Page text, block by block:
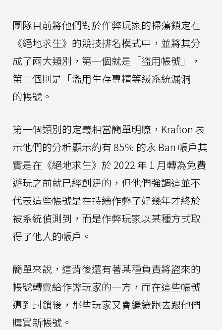
團隊目前將他們對於作弊玩家的掃蕩鎖定在
《絕地求生》的競技排名模式中，並將其分
成了兩大類別，第一個就是「盜用帳號」，
第二個則是「濫用生存專精等級系統漏洞」
的帳號。
第一個類別的定義相當簡單明瞭，Krafton 表
示他們的分析顯示約有 85％ 的永 Ban 帳戶其
實是在《絕地求生》於 2022 年 1 月轉為免費
遊玩之前就已經創建的，但他們強調這並不
代表這些帳號是在持續作弊了好幾年才終於
被系統偵測到，而是作弊玩家以某種方式取
得了他人的帳戶。
簡單來說，這背後還有著某種負責將盜來的
帳號轉賣給作弊玩家的一方，而在這些帳號
遭到封鎖後，那些玩家又會繼續跑去跟他們
購買新帳號。